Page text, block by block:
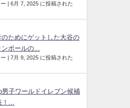
6月 7, 2025 に投稿された
のためにゲットした大谷の
ボールの...
7月 9, 2025 に投稿された
男子ワールドイレブン候補
...